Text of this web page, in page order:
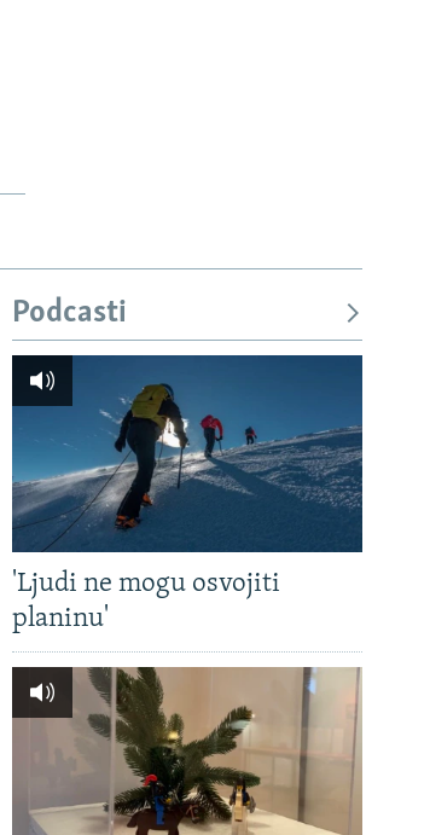
Podcasti
'Ljudi ne mogu osvojiti
planinu'